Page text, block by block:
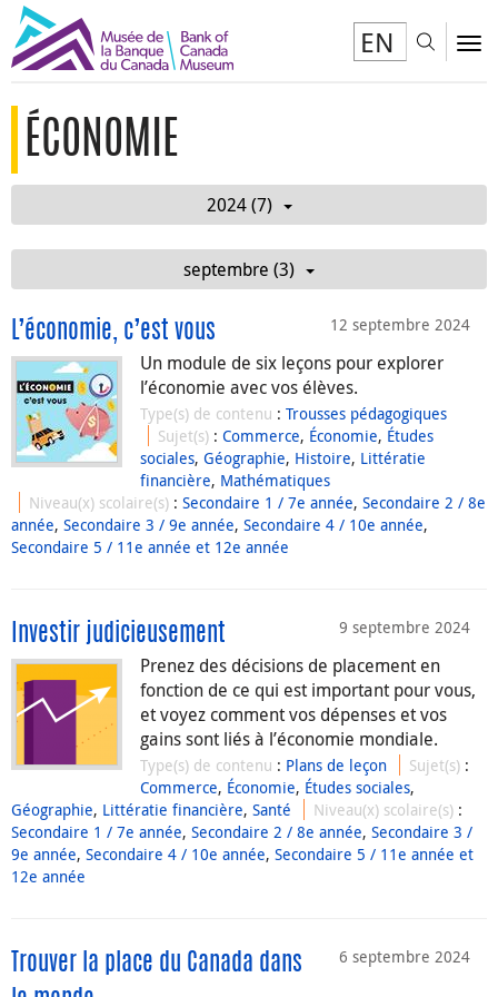
EN
ÉCONOMIE
2024 (7)
septembre (3)
12 septembre 2024
L’économie, c’est vous
Un module de six leçons pour explorer
l’économie avec vos élèves.
Type(s) de contenu : Trousses pédagogiques
Sujet(s) :Commerce, Économie, Études
sociales, Géographie, Histoire, Littératie
financière, Mathématiques
Niveau(x) scolaire(s) :Secondaire 1 / 7e année,Secondaire 2 / 8e
année, Secondaire 3 / 9e année, Secondaire 4 / 10e année,
Secondaire 5 / 11e année et 12e année
9 septembre 2024
Investir judicieusement
Prenez des décisions de placement en
fonction de ce qui est important pour vous,
et voyez comment vos dépenses et vos
gains sont liés à l’économie mondiale.
Type(s) de contenu : Plans de leçon Sujet(s) :
Commerce, Économie, Études sociales,
Géographie, Littératie financière, Santé Niveau(x) scolaire(s) :
Secondaire 1 / 7e année, Secondaire 2 / 8e année, Secondaire 3 /
9e année, Secondaire 4 / 10e année, Secondaire 5 / 11e année et
12e année
6 septembre 2024
Trouver la place du Canada dans